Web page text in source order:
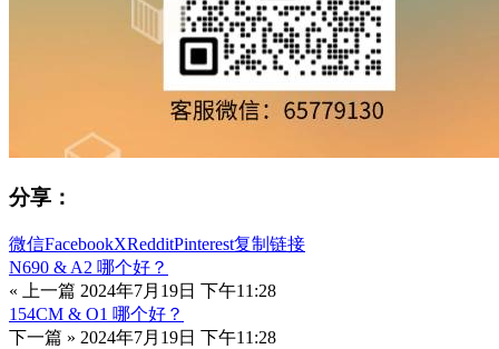
分享：
微信FacebookXRedditPinterest复制链接
N690 & A2 哪个好？
« 上一篇 2024年7月19日 下午11:28
154CM & O1 哪个好？
下一篇 » 2024年7月19日 下午11:28